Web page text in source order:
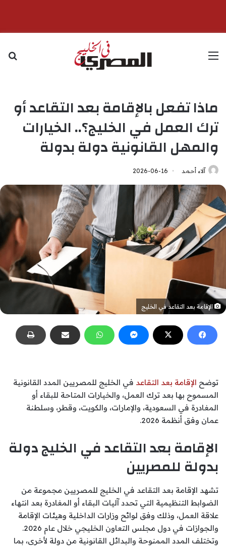
القائمة
ماذا تفعل بالإقامة بعد التقاعد أو
ترك العمل في الخليج؟.. الخيارات
والمهل القانونية دولة بدولة
آلاء أحمد 2026-06-16
الإقامة بعد التقاعد في الخليج
توضح الإقامة بعد التقاعد في الخليج للمصريين المدد القانونية
المسموح بها بعد ترك العمل، والخيارات المتاحة للبقاء أو
المغادرة في السعودية، والإمارات، والكويت، وقطر، وسلطنة
عمان وفق أنظمة 2026.
الإقامة بعد التقاعد في الخليج دولة
بدولة للمصريين
تشهد الإقامة بعد التقاعد في الخليج للمصريين مجموعة من
الضوابط التنظيمية التي تحدد آليات البقاء أو المغادرة بعد انتهاء
علاقة العمل، وذلك وفق لوائح وزارات الداخلية وهيئات الإقامة
والجوازات في دول مجلس التعاون الخليجي خلال عام 2026.
وتختلف المدد الممنوحة والبدائل القانونية من دولة لأخرى، بما